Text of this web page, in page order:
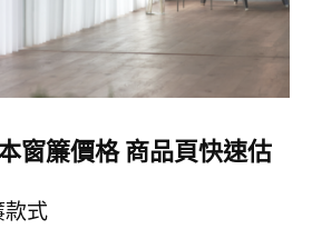
窗簾價格 商品頁快速估
款式